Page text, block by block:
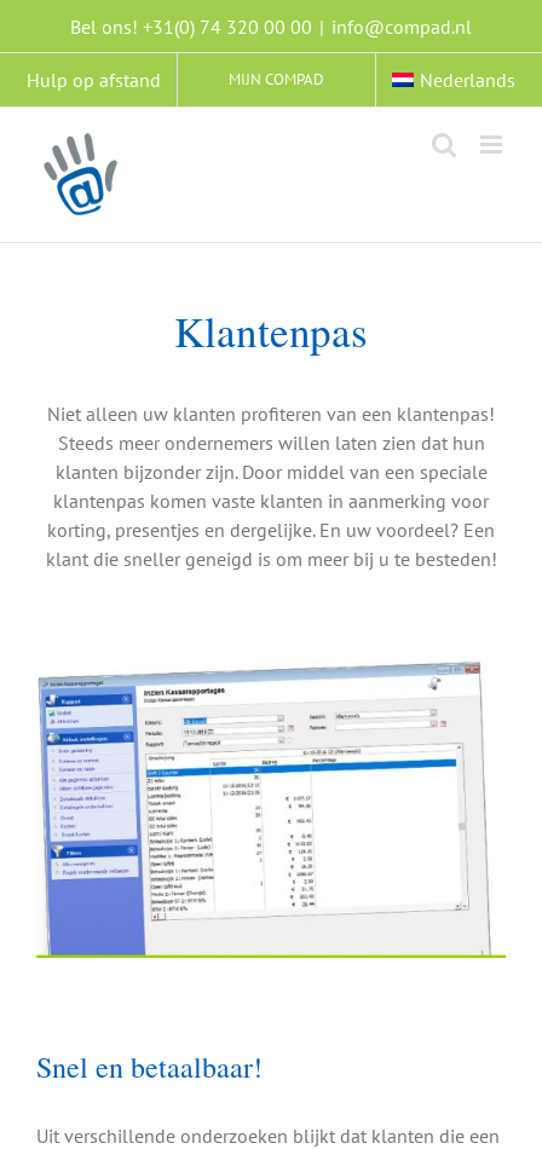
inhoud
Bel ons! +31(0) 74 320 00 00 | info@compad.nl
Hulp op afstand MIJN COMPAD Nederlands
Klantenpas
Niet alleen uw klanten profiteren van een klantenpas!
Steeds meer ondernemers willen laten zien dat hun
klanten bijzonder zijn. Door middel van een speciale
klantenpas komen vaste klanten in aanmerking voor
korting, presentjes en dergelijke. En uw voordeel? Een
klant die sneller geneigd is om meer bij u te besteden!
Snel en betaalbaar!
Uit verschillende onderzoeken blijkt dat klanten die een